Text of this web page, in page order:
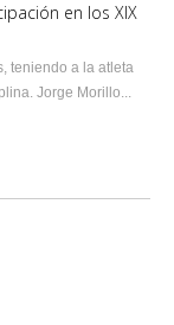
en los XIX
teniendo a la atleta
Jorge Morillo...